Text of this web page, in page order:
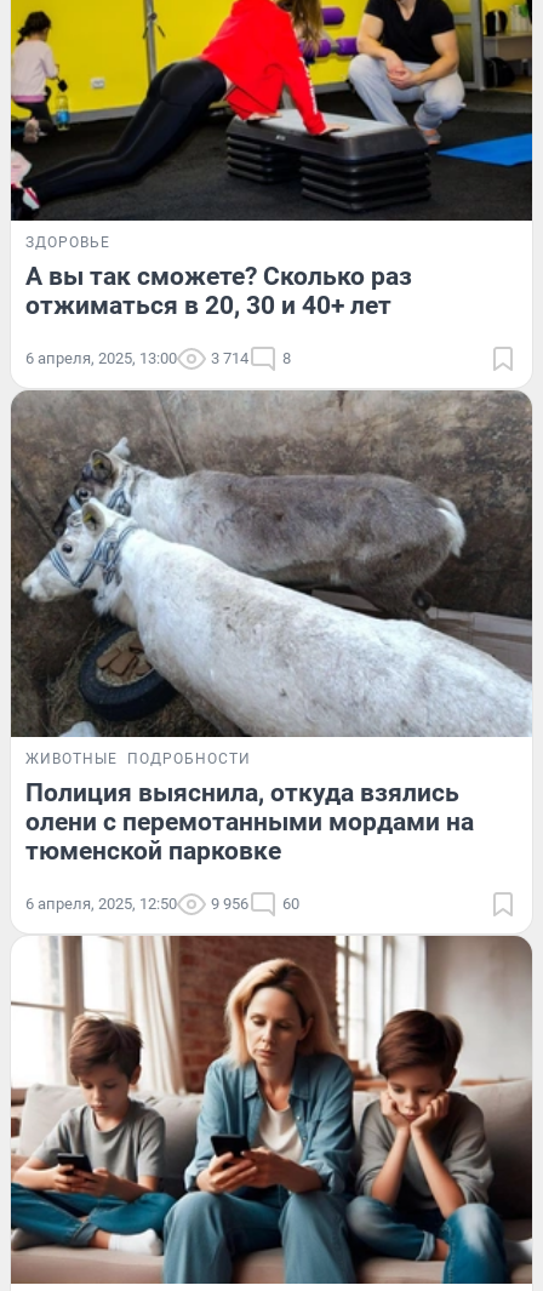
ЗДОРОВЬЕ
А вы так сможете? Сколько раз
отжиматься в 20, 30 и 40+ лет
6 апреля, 2025, 13:00 3 714 8
ЖИВОТНЫЕ ПОДРОБНОСТИ
Полиция выяснила, откуда взялись
олени с перемотанными мордами на
тюменской парковке
6 апреля, 2025, 12:50 9 956 60